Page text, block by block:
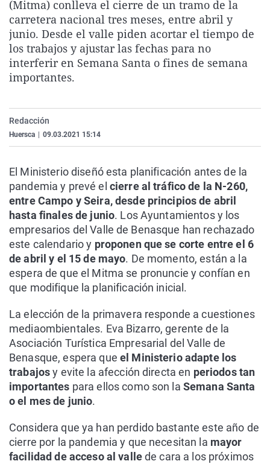
La rosa de los vientos
Gente viajera
Como el perro y el
Caso
Retornados
Equipo de
Extremadura
Galicia
La Rioja
Virales
Televisión
Elecciones
(Mitma) conlleva el cierre de un tramo de la
carretera nacional tres meses, entre abril y
junio. Desde el valle piden acortar el tiempo de
los trabajos y ajustar las fechas para no
interferir en Semana Santa o fines de semana
importantes.
Redacción
Huersca 09.03.2021 15:14
El Ministerio diseñó esta planificación antes de la
pandemia y prevé el cierre al tráfico de la N-260,
entre Campo y Seira, desde principios de abril
hasta finales de junio. Los Ayuntamientos y los
empresarios del Valle de Benasque han rechazado
este calendario y proponen que se corte entre el 6
de abril y el 15 de mayo. De momento, están a la
espera de que el Mitma se pronuncie y confían en
que modifique la planificación inicial.
La elección de la primavera responde a cuestiones
mediaombientales. Eva Bizarro, gerente de la
Asociación Turística Empresarial del Valle de
Benasque, espera que el Ministerio adapte los
trabajosy evite la afección directa en periodos tan
importantes para ellos como son la Semana Santa
o el mes de junio.
Considera que ya han perdido bastante este año de
cierre por la pandemia y que necesitan la mayor
facilidad de acceso al vallede cara a los próximos